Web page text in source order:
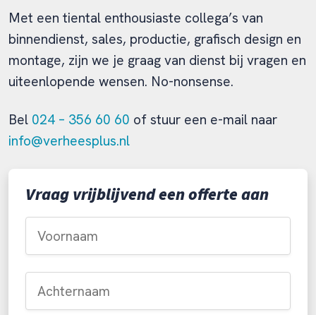
Met een tiental enthousiaste collega’s van
binnendienst, sales, productie, grafisch design en
montage, zijn we je graag van dienst bij vragen en
uiteenlopende wensen. No-nonsense.
Bel 024 – 356 60 60 of stuur een e-mail naar
info@verheesplus.nl
Vraag vrijblijvend een offerte aan